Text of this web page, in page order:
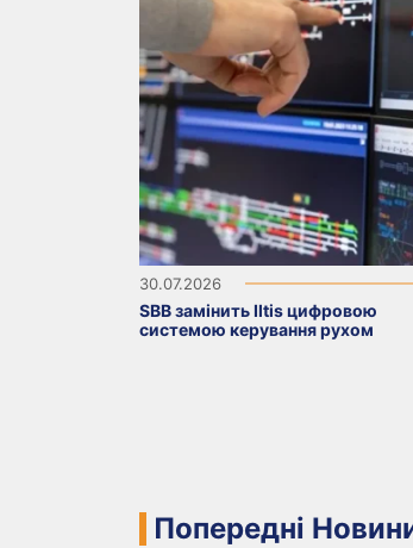
30.07.2026
SBB замінить Iltis цифровою
системою керування рухом
Попередні